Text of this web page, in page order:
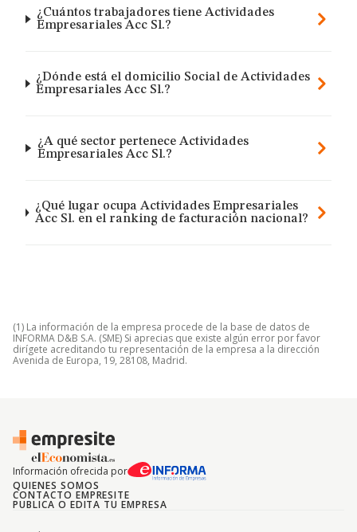
¿Cuántos trabajadores tiene Actividades
Empresariales Acc Sl.?
¿Dónde está el domicilio Social de Actividades
Empresariales Acc Sl.?
¿A qué sector pertenece Actividades
Empresariales Acc Sl.?
¿Qué lugar ocupa Actividades Empresariales
Acc Sl. en el ranking de facturación nacional?
(1) La información de la empresa procede de la base de datos de
INFORMA D&B S.A. (SME) Si aprecias que existe algún error por favor
dirígete acreditando tu representación de la empresa a la dirección
Avenida de Europa, 19, 28108, Madrid.
Información ofrecida por
QUIENES SOMOS
CONTACTO EMPRESITE
PUBLICA O EDITA TU EMPRESA